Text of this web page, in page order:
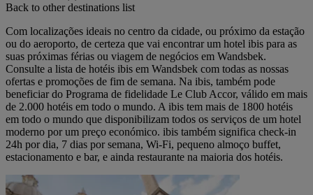
Back to other destinations list
Com localizações ideais no centro da cidade, ou próximo da estação
ou do aeroporto, de certeza que vai encontrar um hotel ibis para as
suas próximas férias ou viagem de negócios em Wandsbek.
Consulte a lista de hotéis ibis em Wandsbek com todas as nossas
ofertas e promoções de fim de semana. Na ibis, também pode
beneficiar do Programa de fidelidade Le Club Accor, válido em mais
de 2.000 hotéis em todo o mundo. A ibis tem mais de 1800 hotéis
em todo o mundo que disponibilizam todos os serviços de um hotel
moderno por um preço económico. ibis também significa check-in
24h por dia, 7 dias por semana, Wi-Fi, pequeno almoço buffet,
estacionamento e bar, e ainda restaurante na maioria dos hotéis.